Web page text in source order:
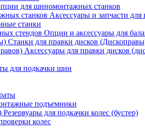
для шиномонтажных станков
Аксессуары и запчасти
станки
Опции и аксессуары для
Станки для правки дисков
Аксессуары для правки дисков
для подкачки шин
подъемники
Резервуары для подкачки колес (бустер)
колес